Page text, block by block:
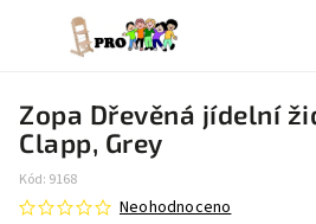
Zopa Dřevěná jídelní
Clapp, Grey
Kód: 9168
Neohodnoceno